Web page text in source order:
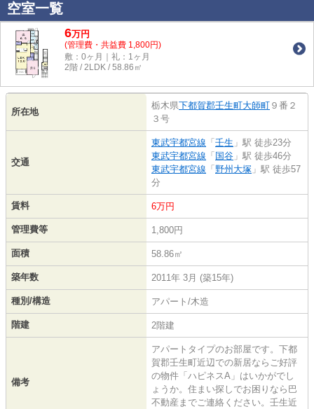
空室一覧
6万円
(管理費・共益費 1,800円)
敷：0ヶ月｜礼：1ヶ月
2階 / 2LDK / 58.86㎡
所在地
栃木県下都賀郡壬生町大師町 ９番２
３号
交通
東武宇都宮線 「 壬生 」駅 徒歩23分
東武宇都宮線 「 国谷 」駅 徒歩46分
東武宇都宮線 「 野州大塚 」駅 徒歩57
分
賃料 6万円
管理費等 1,800円
面積 58.86㎡
築年数 2011年 3月 (築15年)
種別/構造 アパート/木造
階建 2階建
備考
アパートタイプのお部屋です。下都
賀郡壬生町近辺での新居ならご好評
の物件「ハピネスA」はいかがでし
ょうか。住まい探しでお困りなら巴
不動産までご連絡ください。壬生近